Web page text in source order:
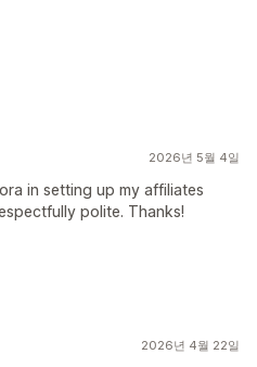
2026년 5월 4일
in setting up my affiliates
polite. Thanks!
2026년 4월 22일